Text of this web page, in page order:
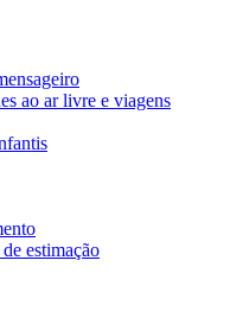
ao ar livre e viagens
estimação